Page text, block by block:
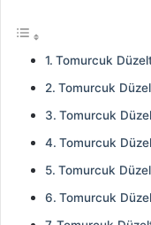
Tomurcuk
Tomurcuk
Tomurcuk
Tomurcuk
Tomurcuk
Tomurcuk